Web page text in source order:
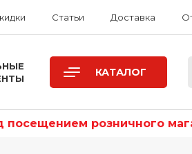
Статьи Доставка
КАТАЛОГ
посещением розничного